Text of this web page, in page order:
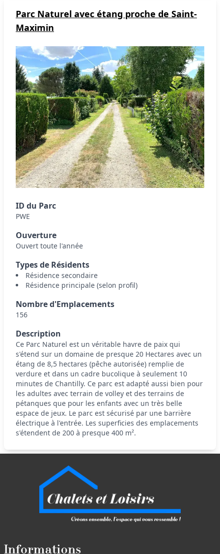
Parc Naturel avec étang proche de Saint-
Maximin
ID du Parc
PWE
Ouverture
Ouvert toute l'année
Types de Résidents
Résidence secondaire
Résidence principale (selon profil)
Nombre d'Emplacements
156
Description
Ce Parc Naturel est un véritable havre de paix qui
s'étend sur un domaine de presque 20 Hectares avec un
étang de 8,5 hectares (pêche autorisée) remplie de
verdure et dans un cadre bucolique à seulement 10
minutes de Chantilly. Ce parc est adapté aussi bien pour
les adultes avec terrain de volley et des terrains de
pétanques que pour les enfants avec un très belle
espace de jeux. Le parc est sécurisé par une barrière
électrique à l'entrée. Les superficies des emplacements
s'étendent de 200 à presque 400 m².
Informations